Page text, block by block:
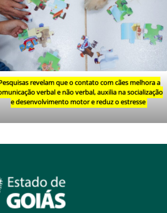
revelam que o contato com cães melhora a
verbal e não verbal, auxilia na socialização
e desenvolvimento motor e reduz o estresse